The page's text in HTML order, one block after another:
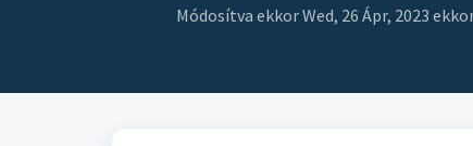
Módosítva ekkor Wed, 26 Ápr, 2023